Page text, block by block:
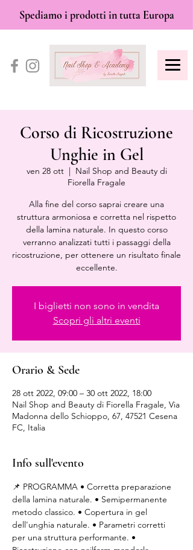
Spediamo i prodotti in tutta Europa
Corso di Ricostruzione
Unghie in Gel
ven 28 ott
  |
Nail Shop and Beauty di
Fiorella Fragale
Alla fine del corso saprai creare una
struttura armoniosa e corretta nel rispetto
della lamina naturale. In questo corso
verranno analizzati tutti i passaggi della
ricostruzione, per ottenere un risultato finale
eccellente.
I biglietti non sono in vendita
Scopri gli altri eventi
Orario & Sede
28 ott 2022, 09:00 – 30 ott 2022, 18:00
Nail Shop and Beauty di Fiorella Fragale, Via
Madonna dello Schioppo, 67, 47521 Cesena
FC, Italia
Info sull'evento
📌 PROGRAMMA • Corretta preparazione
della lamina naturale. • Semipermanente
metodo classico. • Copertura in gel
dell'unghia naturale. • Parametri corretti
per una struttura performante. •